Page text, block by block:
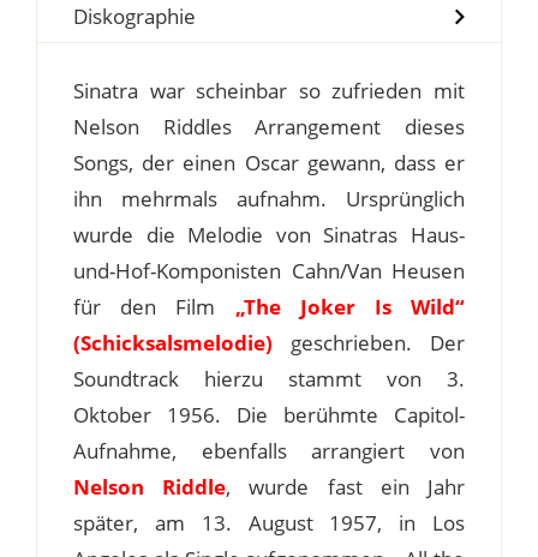
Diskographie
Sinatra war scheinbar so zufrieden mit
Nelson Riddles Arrangement dieses
Songs, der einen Oscar gewann, dass er
ihn mehrmals aufnahm. Ursprünglich
wurde die Melodie von Sinatras Haus-
und-Hof-Komponisten Cahn/Van Heusen
für den Film „The Joker Is Wild“
(Schicksalsmelodie) geschrieben. Der
Soundtrack hierzu stammt von 3.
Oktober 1956. Die berühmte Capitol-
Aufnahme, ebenfalls arrangiert von
Nelson Riddle, wurde fast ein Jahr
später, am 13. August 1957, in Los